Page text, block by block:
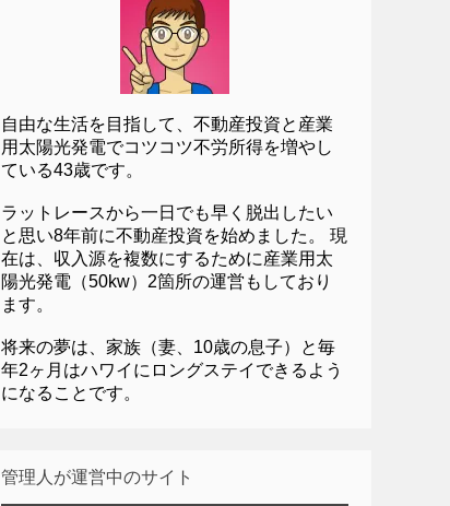
自由な生活を目指して、不動産投資と産業
用太陽光発電でコツコツ不労所得を増やし
ている43歳です。
ラットレースから一日でも早く脱出したい
と思い8年前に不動産投資を始めました。 現
在は、収入源を複数にするために産業用太
陽光発電（50kw）2箇所の運営もしており
ます。
将来の夢は、家族（妻、10歳の息子）と毎
年2ヶ月はハワイにロングステイできるよう
になることです。
管理人が運営中のサイト